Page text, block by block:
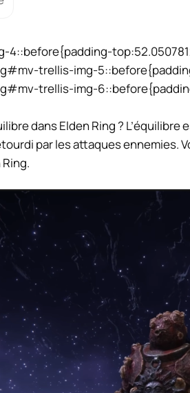
4::before{padding-
trellis-img-
trellis-img-
dans Elden Ring ?
par les attaques ennemies.